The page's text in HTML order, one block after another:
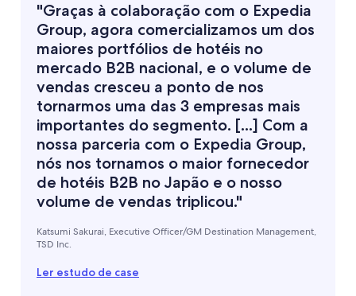
"Graças à colaboração com o Expedia
Group, agora comercializamos um dos
maiores portfólios de hotéis no
mercado B2B nacional, e o volume de
vendas cresceu a ponto de nos
tornarmos uma das 3 empresas mais
importantes do segmento. [...] Com a
nossa parceria com o Expedia Group,
nós nos tornamos o maior fornecedor
de hotéis B2B no Japão e o nosso
volume de vendas triplicou."
Katsumi Sakurai, Executive Officer/GM Destination Management,
TSD Inc.
Ler estudo de case